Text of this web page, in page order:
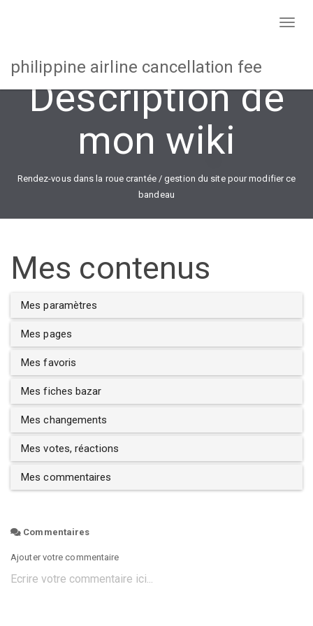
philippine airline cancellation fee
Description de
mon wiki
Rendez-vous dans la roue crantée / gestion du site pour modifier ce
bandeau
Mes contenus
Mes paramètres
Mes pages
Mes favoris
Mes fiches bazar
Mes changements
Mes votes, réactions
Mes commentaires
Commentaires
Ajouter votre commentaire